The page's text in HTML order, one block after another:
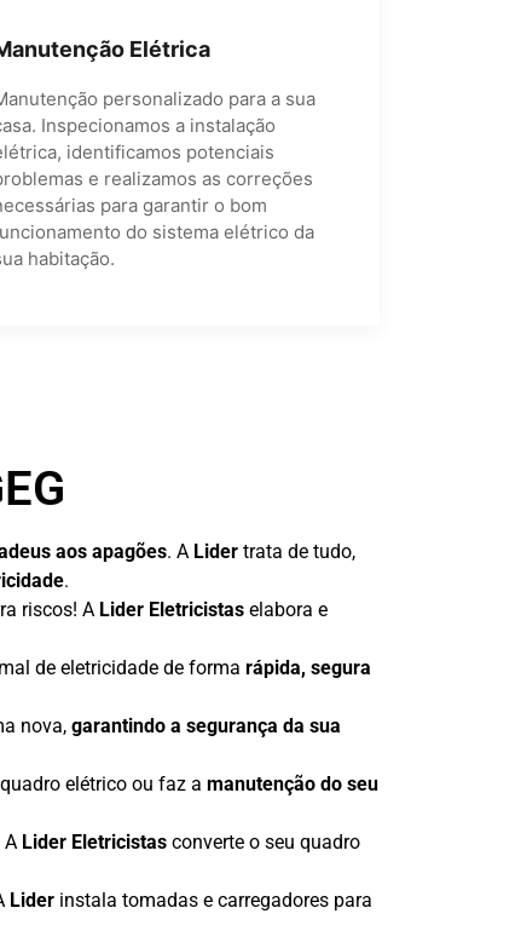
Elétrica
personalizado para a sua
Inspecionamos a instalação
identificamos potenciais
e realizamos as correções
para garantir o bom
do sistema elétrico da
habitação.
aos apagões. A Lider trata de tudo,
.
riscos! A Lider Eletricistas elabora e
de eletricidade de forma rápida, segura
nova, garantindo a segurança da sua
elétrico ou faz a manutenção do seu
A Lider Eletricistas converte o seu quadro
Lider instala tomadas e carregadores para